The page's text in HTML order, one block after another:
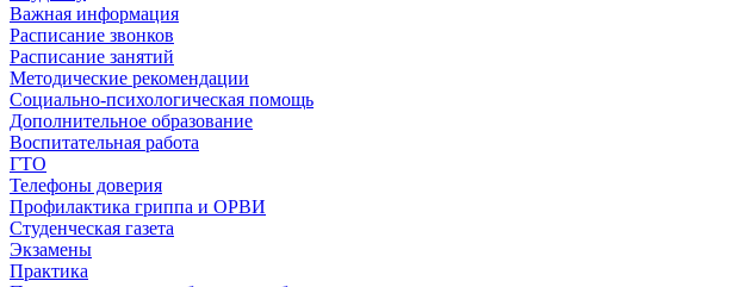
Важная информация
Расписание звонков
Расписание занятий
Методические рекомендации
Социально-психологическая помощь
Дополнительное образование
Воспитательная работа
ГТО
Телефоны доверия
Профилактика гриппа и ОРВИ
Cтуденческая газета
Экзамены
Практика